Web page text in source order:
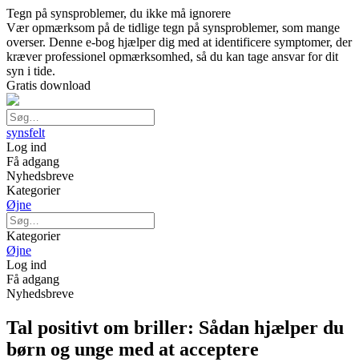
Tegn på synsproblemer, du ikke må ignorere
Vær opmærksom på de tidlige tegn på synsproblemer, som mange
overser. Denne e-bog hjælper dig med at identificere symptomer, der
kræver professionel opmærksomhed, så du kan tage ansvar for dit
syn i tide.
Gratis download
synsfelt
Log ind
Få adgang
Nyhedsbreve
Kategorier
Øjne
Kategorier
Øjne
Log ind
Få adgang
Nyhedsbreve
Tal positivt om briller: Sådan hjælper du
børn og unge med at acceptere